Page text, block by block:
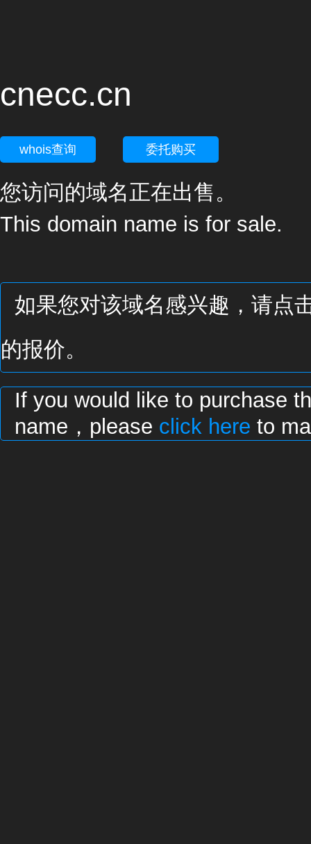
cnecc.cn
whois查询 委托购买
您访问的域名正在出售。
This domain name is for sale.
如果您对该域名感兴趣，请点
的报价。
If you would like to purchase
name，please click here to